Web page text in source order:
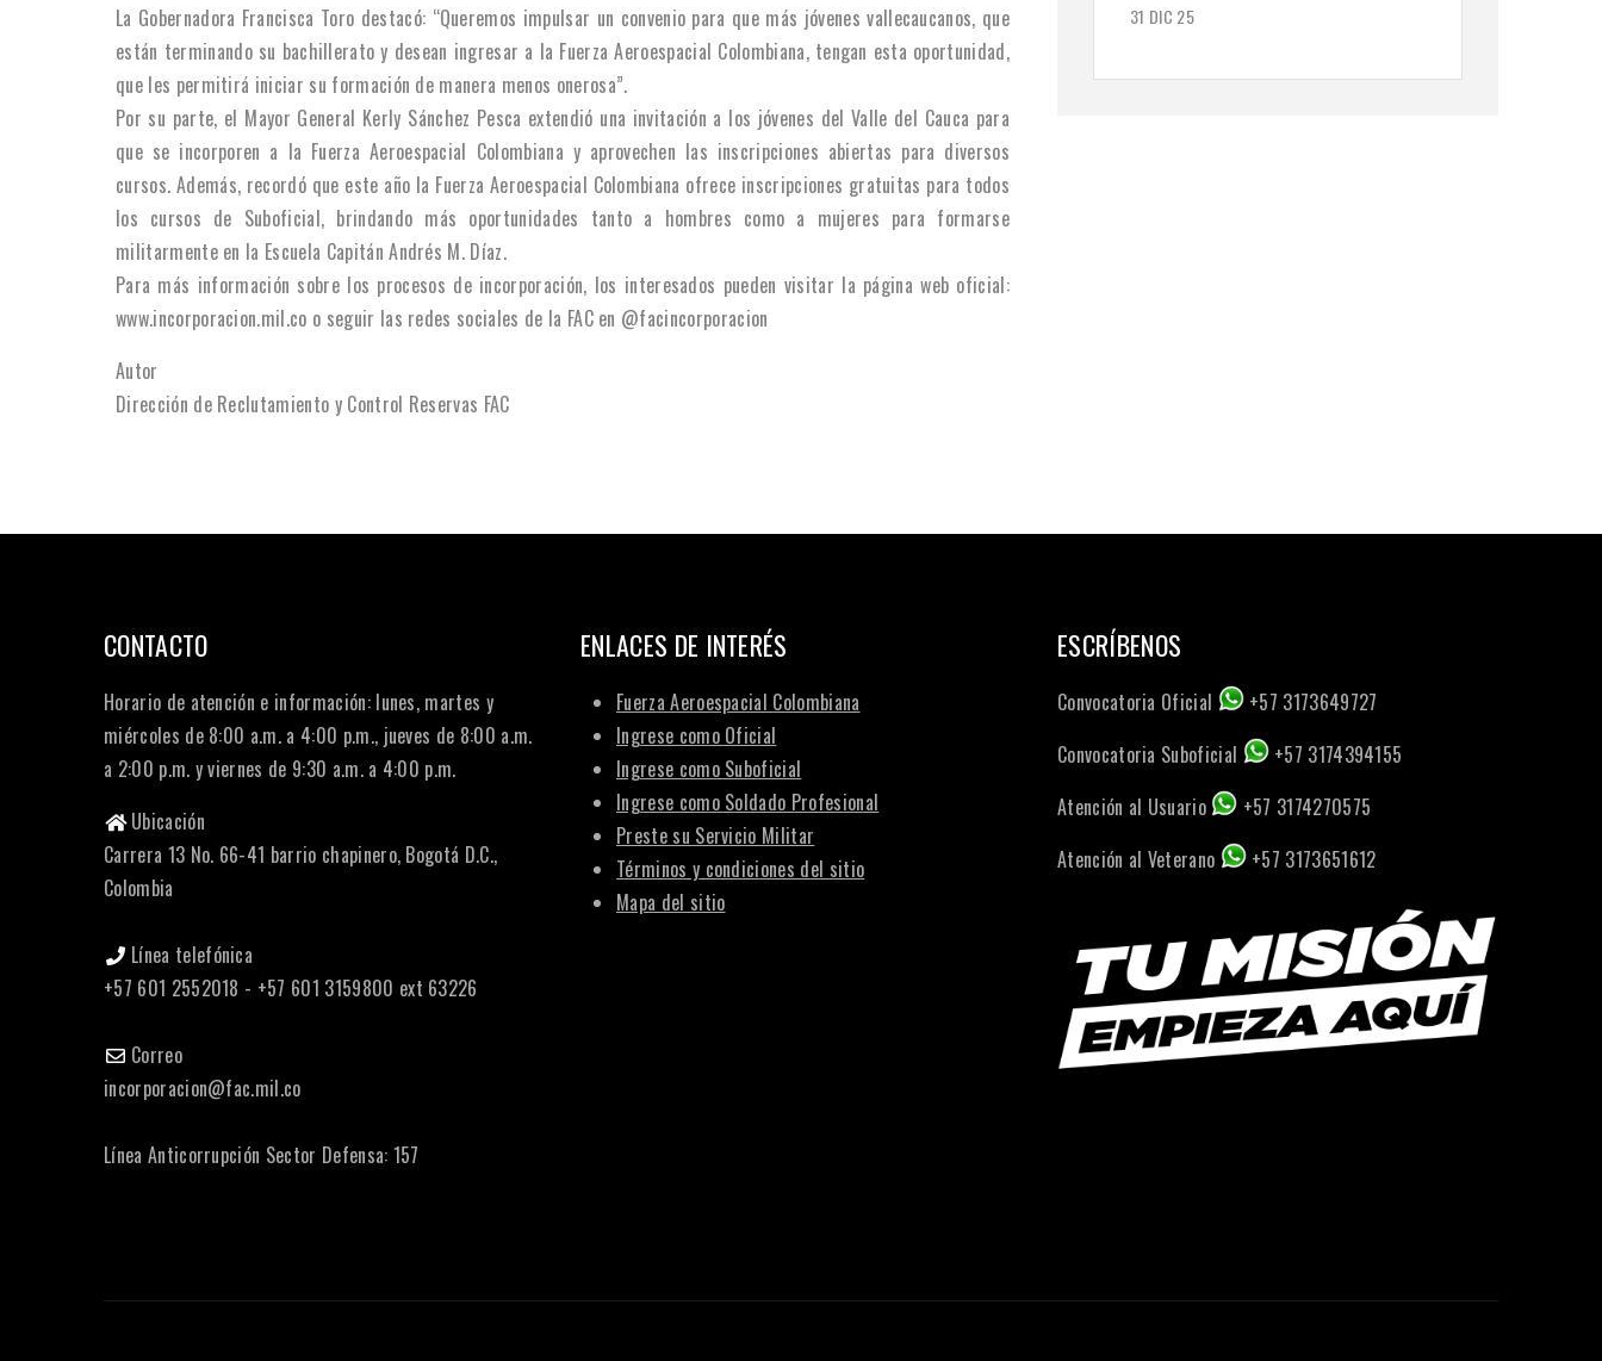
La Gobernadora Francisca Toro destacó: “Queremos impulsar un convenio para que más jóvenes vallecaucanos, que
están terminando su bachillerato y desean ingresar a la Fuerza Aeroespacial Colombiana, tengan esta oportunidad,
que les permitirá iniciar su formación de manera menos onerosa”.
Por su parte, el Mayor General Kerly Sánchez Pesca extendió una invitación a los jóvenes del Valle del Cauca para
que se incorporen a la Fuerza Aeroespacial Colombiana y aprovechen las inscripciones abiertas para diversos
cursos. Además, recordó que este año la Fuerza Aeroespacial Colombiana ofrece inscripciones gratuitas para todos
los cursos de Suboficial, brindando más oportunidades tanto a hombres como a mujeres para formarse
militarmente en la Escuela Capitán Andrés M. Díaz.
Para más información sobre los procesos de incorporación, los interesados pueden visitar la página web oficial:
www.incorporacion.mil.co o seguir las redes sociales de la FAC en @facincorporacion
Autor
Dirección de Reclutamiento y Control Reservas FAC
31 DIC 25
CONTACTO
Horario de atención e información: lunes, martes y
miércoles de 8:00 a.m. a 4:00 p.m., jueves de 8:00 a.m.
a 2:00 p.m. y viernes de 9:30 a.m. a 4:00 p.m.
Ubicación
Carrera 13 No. 66-41 barrio chapinero, Bogotá D.C.,
Colombia
Línea telefónica
+57 601 2552018 - +57 601 3159800 ext 63226
Correo
incorporacion@fac.mil.co
Línea Anticorrupción Sector Defensa: 157
ENLACES DE INTERÉS
Fuerza Aeroespacial Colombiana
Ingrese como Oficial
Ingrese como Suboficial
Ingrese como Soldado Profesional
Preste su Servicio Militar
Términos y condiciones del sitio
Mapa del sitio
ESCRÍBENOS
Convocatoria Oficial
+57 3173649727
Convocatoria Suboficial
+57 3174394155
Atención al Usuario
+57 3174270575
Atención al Veterano
+57 3173651612